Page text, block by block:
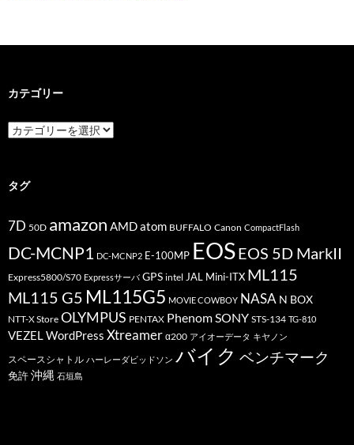
カテゴリー
カ
テ
ー
タグ
7D 50D amazon AMDatom BUFFALO Canon CompactFlash
DC-MCNP1 DC-MCNP2 E-100MP EOSEOS 5D MarkII
Express5800/S70 Expressサーバ GPS intel JAL Mini-ITX ML115
ML115 G5 ML115G5 MOVIE COWBOY NASA N BOX
NTT-X Store OLYMPUS PENTAX PhenomSONY STS-134 TG-810
VEZELWordPress Xtreamer α200 アイオーデータ キヤノン
スペースシャトル ハーレーダビッドソン バイク ベンチマーク
免許沖縄 石垣島